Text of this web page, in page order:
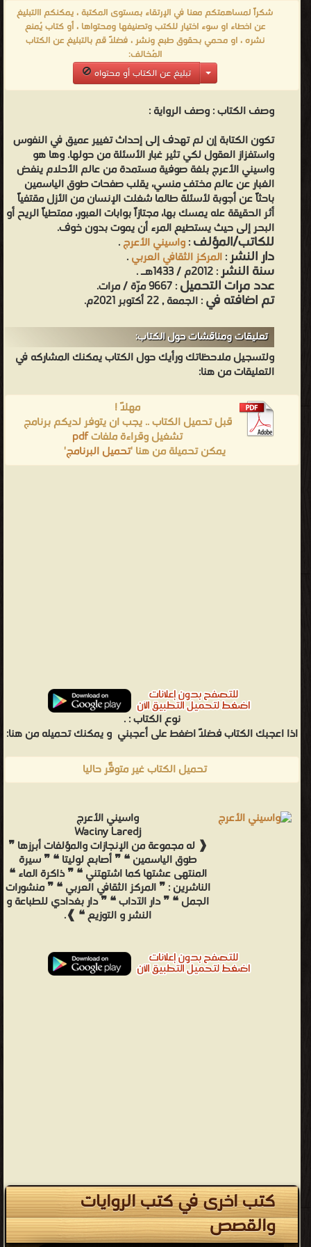
من كتب الروايات والقصص - مكتبة القصص والروايات والمجلّات.
شكراً لمساهمتكم معنا في الإرتقاء بمستوى المكتبة ، يمكنكم االتبليغ
عن اخطاء او سوء اختيار للكتب وتصنيفها ومحتواها ، أو كتاب يُمنع
نشره ، او محمي بحقوق طبع ونشر ، فضلاً قم بالتبليغ عن الكتاب
المُخالف:
تبليغ عن الكتاب أو محتواه
وصف الكتاب :وصف الرواية :
تكون الكتابة إن لم تهدف إلى إحداث تغيير عميق في النفوس
واستفزاز العقول لكي تثير غبار الأسئلة من حولها. وها هو
واسيني الأعرج بلغة صوفية مستمدة من عالم الأحلام ينفض
الغبار عن عالم مختفٍ منسي، يقلب صفحات طوق الياسمين
باحثاً عن أجوبة لأسئلة طالما شغلت الإنسان من الأزل مقتفياً
أثر الحقيقة عله يمسك بها، مجتازاً بوابات العبور، ممتطياً الريح أو
البحر إلى حيث يستطيع المرء أن يموت بدون خوف.
للكاتب/المؤلف:واسيني الأعرج.
دار النشر:المركز الثقافي العربي.
سنة النشر: 2012م / 1433هـ .
عدد مرات التحميل: 9667 مرّة / مرات.
تم اضافته في: الجمعة , 22 أكتوبر 2021م.
تعليقات ومناقشات حول الكتاب:
ولتسجيل ملاحظاتك ورأيك حول الكتاب يمكنك المشاركه في
التعليقات من هنا:
مهلاً !
قبل تحميل الكتاب .. يجب ان يتوفر لديكم برنامج
تشغيل وقراءة ملفاتpdf
يمكن تحميلة من هنا 'تحميل البرنامج'
نوع الكتاب :.
اذا اعجبك الكتاب فضلاً اضغط على أعجبني و يمكنك تحميله من هنا:
تحميل الكتاب غير متوفّر حاليًا
واسيني الأعرج
Waciny Laredj
❰ له مجموعة من الإنجازات والمؤلفات أبرزها ❞
طوق الياسمين ❝ ❞ أصابع لوليتا ❝ ❞ سيرة
المنتهى عشتها كما اشتهتني ❝ ❞ ذاكرة الماء ❝
الناشرين : ❞ المركز الثقافي العربي ❝ ❞ منشورات
الجمل ❝ ❞ دار الآداب ❝ ❞ دار بغدادي للطباعة و
النشر و التوزيع ❝ ❱.
كتب اخرى في كتب الروايات
والقصص